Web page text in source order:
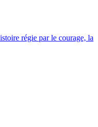
régie par le courage, la